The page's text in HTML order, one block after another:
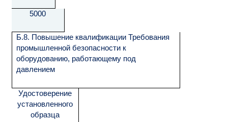
5000
Б.8. Повышение квалификации Требования
промышленной безопасности к
оборудованию, работающему под
давлением
Удостоверение
установленного
образца